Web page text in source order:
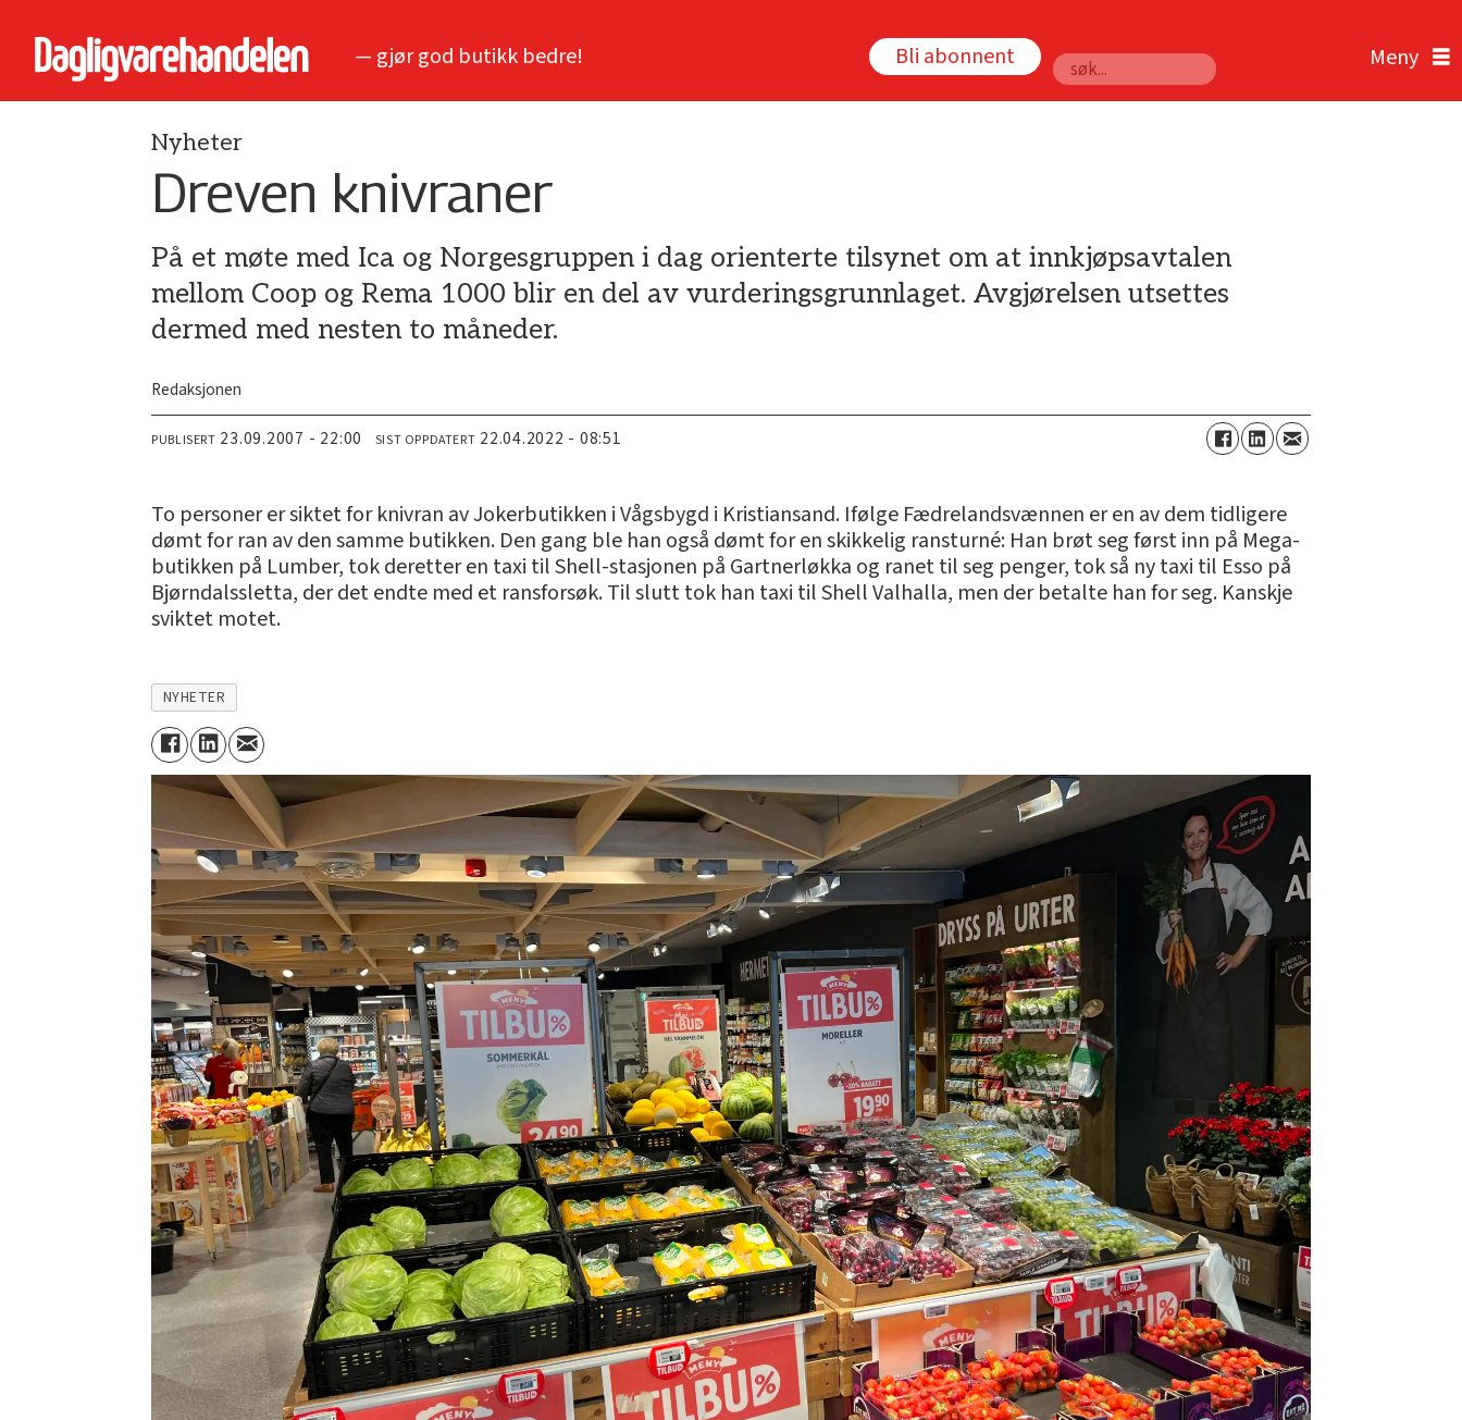
— gjør god butikk bedre! Bli abonnent
Søk
Nyheter
Dreven knivraner
På et møte med Ica og Norgesgruppen i dag orienterte tilsynet om at innkjøpsavtalen
mellom Coop og Rema 1000 blir en del av vurderingsgrunnlaget. Avgjørelsen utsettes
dermed med nesten to måneder.
Redaksjonen
PUBLISERT 23.09.2007 - 22:00 SIST OPPDATERT 22.04.2022 - 08:51
To personer er siktet for knivran av Jokerbutikken i Vågsbygd i Kristiansand. Ifølge Fædrelandsvænnen er en av dem tidligere
dømt for ran av den samme butikken. Den gang ble han også dømt for en skikkelig ransturné: Han brøt seg først inn på Mega-
butikken på Lumber, tok deretter en taxi til Shell-stasjonen på Gartnerløkka og ranet til seg penger, tok så ny taxi til Esso på
Bjørndalssletta, der det endte med et ransforsøk. Til slutt tok han taxi til Shell Valhalla, men der betalte han for seg. Kanskje
sviktet motet.
NYHETER